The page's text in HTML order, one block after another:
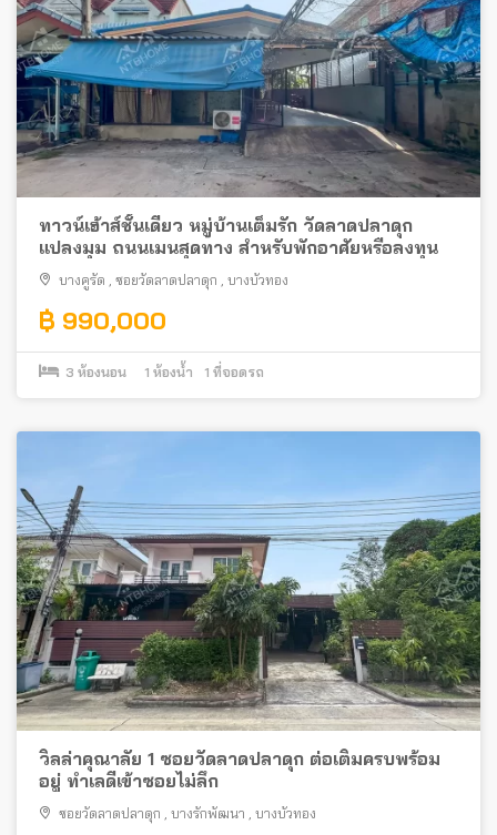
ทาวน์เฮ้าส์ชั้นเดียว หมู่บ้านเต็มรัก วัดลาดปลาดุก
แปลงมุม ถนนเมนสุดทาง สำหรับพักอาศัยหรือลงทุน
บางคูรัด ซอยวัดลาดปลาดุก บางบัวทอง
฿ 990,000
3 ห้องนอน 1 ห้องน้ำ 1 ที่จอดรถ
วิลล่าคุณาลัย 1 ซอยวัดลาดปลาดุก ต่อเติมครบพร้อม
อยู่ ทำเลดีเข้าซอยไม่ลึก
ซอยวัดลาดปลาดุก บางรักพัฒนา บางบัวทอง